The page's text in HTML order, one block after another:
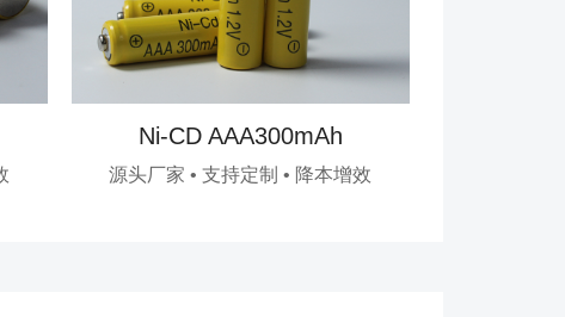
Ni-CD AAA300mAh
源头厂家 • 支持定制 • 降本增效